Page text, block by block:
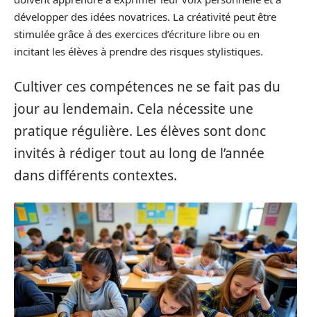
développer des idées novatrices. La créativité peut être
stimulée grâce à des exercices d’écriture libre ou en
incitant les élèves à prendre des risques stylistiques.
Cultiver ces compétences ne se fait pas du
jour au lendemain. Cela nécessite une
pratique régulière. Les élèves sont donc
invités à rédiger tout au long de l’année
dans différents contextes.